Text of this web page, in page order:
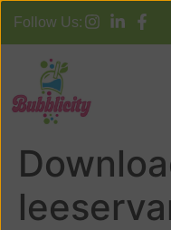
Follow Us:
Een